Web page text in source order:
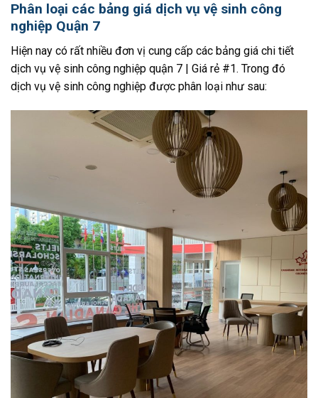
Phân loại các bảng giá dịch vụ vệ sinh công
nghiệp Quận 7
Hiện nay có rất nhiều đơn vị cung cấp các bảng giá chi tiết
dịch vụ vệ sinh công nghiệp quận 7 | Giá rẻ #1. Trong đó
dịch vụ vệ sinh công nghiệp được phân loại như sau: